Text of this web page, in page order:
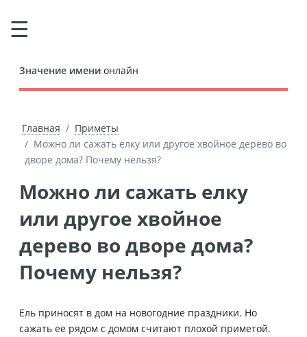
Значение имени онлайн
Главная
Приметы
Можно ли сажать елку или другое хвойное дерево во
дворе дома? Почему нельзя?
Можно ли сажать елку
или другое хвойное
дерево во дворе дома?
Почему нельзя?
Ель приносят в дом на новогодние праздники. Но
сажать ее рядом с домом считают плохой приметой.